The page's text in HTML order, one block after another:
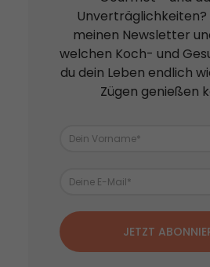
meinen Newsletter
welchen Koch- und
du dein Leben endlich
Zügen genießen
JETZT